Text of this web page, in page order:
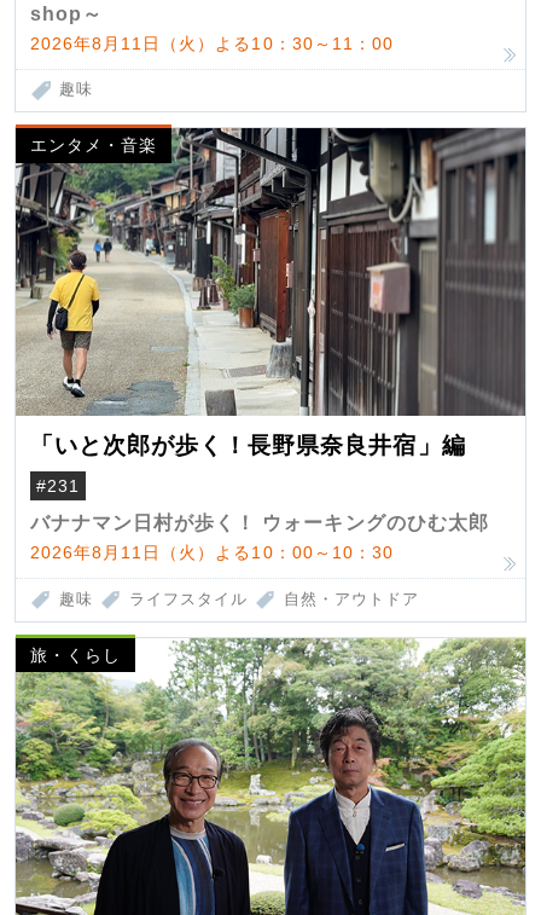
shop～
2026年8月11日（火）よる10：30～11：00
趣味
エンタメ・音楽
「いと次郎が歩く！長野県奈良井宿」編
#231
バナナマン日村が歩く！ ウォーキングのひむ太郎
2026年8月11日（火）よる10：00～10：30
趣味 ライフスタイル 自然・アウトドア
旅・くらし